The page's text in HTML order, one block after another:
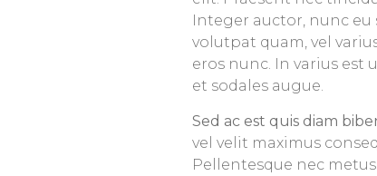
Integer auctor, nunc
volutpat quam, vel
eros nunc. In varius est
et sodales augue.
Sed ac est quis diam
vel velit maximus
Pellentesque nec